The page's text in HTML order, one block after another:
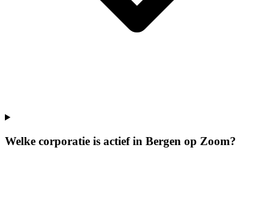
Welke corporatie is actief in Bergen op Zoom?